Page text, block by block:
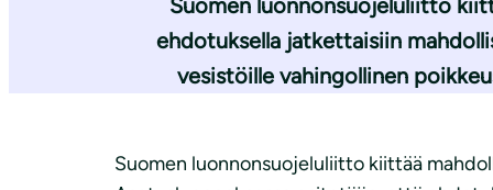
iSuomen luonnonsuojeluliitto
ehdotuksella jatkettaisiin
vesistöille vahingollinen
Suomen luonnonsuojeluliitto kiittää